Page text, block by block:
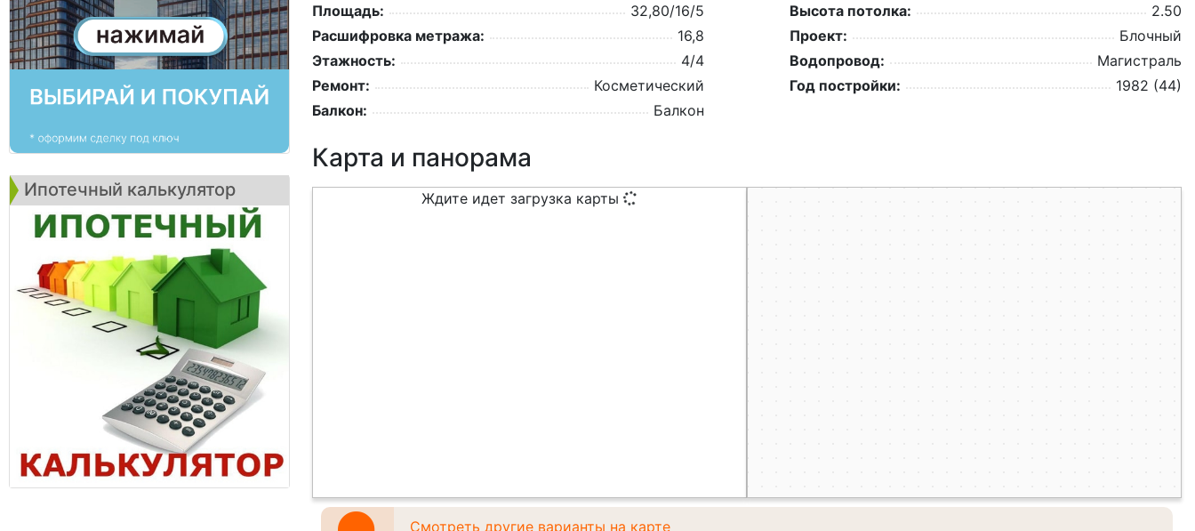
Ипотечный калькулятор
Площадь:
32,80/16/5
Расшифровка метража:
16,8
Этажность:
4/4
Ремонт:
Косметический
Балкон:
Балкон
Высота потолка:
2.50
Проект:
Блочный
Водопровод:
Магистраль
Год постройки:
1982 (44)
Карта и панорама
Ждите идет загрузка карты
Смотреть другие варианты на карте